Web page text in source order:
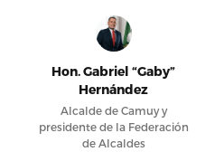
Hon. Gabriel “Gaby”
Hernández
Alcalde de Camuy y
presidente de la Federación
de Alcaldes